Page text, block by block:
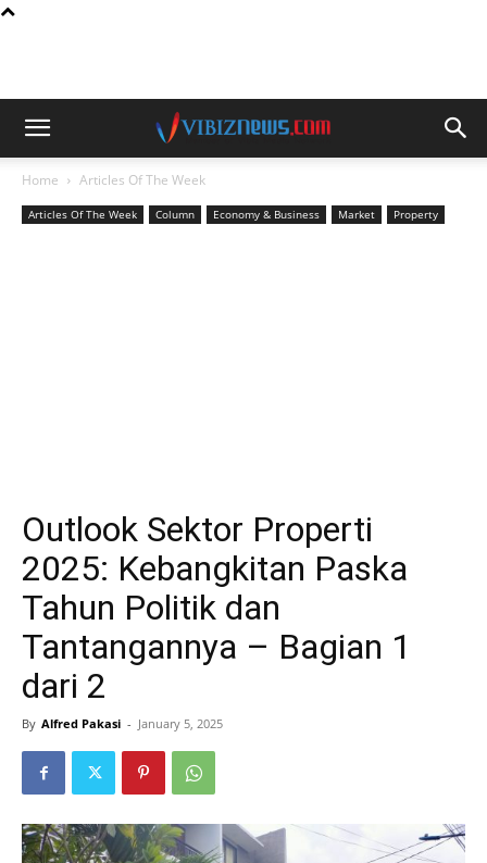
Home Articles Of The Week
Articles Of The Week Column Economy & Business Market Property
Outlook Sektor Properti
2025: Kebangkitan Paska
Tahun Politik dan
Tantangannya – Bagian 1
dari 2
By Alfred Pakasi - January 5, 2025